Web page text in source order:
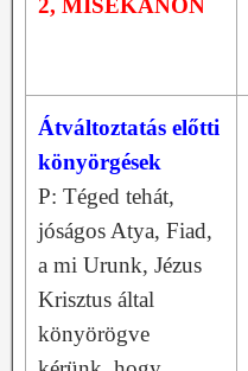
2, MISEKÁNON
Átváltoztatás előtti
könyörgések
P: Téged tehát,
jóságos Atya, Fiad,
a mi Urunk, Jézus
Krisztus által
könyörögve